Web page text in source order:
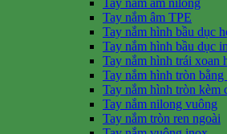
Tay nắm âm TPE
Tay nắm hình bầu dục
Tay nắm hình bầu dục
Tay nắm hình trái xoan
Tay nắm hình tròn bằng
Tay nắm hình tròn kèm
Tay nắm nilong vuông
Tay nắm tròn ren ngoài